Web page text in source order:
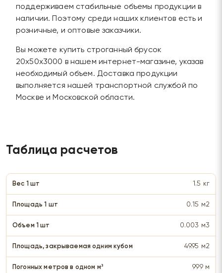
поддерживаем стабильные объемы продукции в
наличии. Поэтому среди наших клиентов есть и
розничные, и оптовые заказчики.
Вы можете купить строганный брусок
20х50х3000 в нашем интернет-магазине, указав
необходимый объем. Доставка продукции
выполняется нашей транспортной службой по
Москве и Московской области.
Таблица расчетов
1.5 кг
0.15 м2
0.003 м3
49.95 м2
999 м